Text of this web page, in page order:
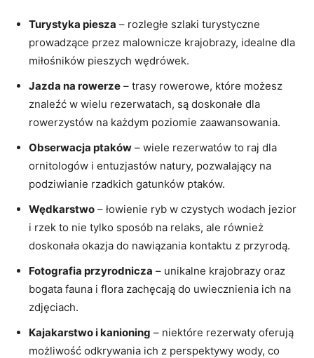
Turystyka piesza – rozległe szlaki turystyczne
prowadzące przez malownicze krajobrazy, idealne dla
miłośników pieszych wędrówek.
Jazda na rowerze – trasy rowerowe, które możesz
znaleźć w wielu rezerwatach, są doskonałe dla
rowerzystów na każdym poziomie zaawansowania.
Obserwacja ptaków – wiele rezerwatów to raj dla
ornitologów i entuzjastów natury, pozwalający na
podziwianie rzadkich gatunków ptaków.
Wędkarstwo – łowienie ryb w czystych wodach jezior
i rzek to nie tylko sposób na relaks, ale również
doskonała okazja do nawiązania kontaktu z przyrodą.
Fotografia przyrodnicza – unikalne krajobrazy oraz
bogata fauna i flora zachęcają do uwiecznienia ich na
zdjęciach.
Kajakarstwo i kanioning – niektóre rezerwaty oferują
możliwość odkrywania ich z perspektywy wody, co